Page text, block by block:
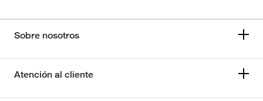
Sobre nosotros
Atención al cliente